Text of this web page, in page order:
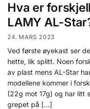
Hva er
LAMY AL-
24. MARS 2023
Ved første øyekast ser
hette, lik splitt. Noen
av plast mens AL-Star
modellene kommer i
(22g mot 17g) og har litt
grepet på […]